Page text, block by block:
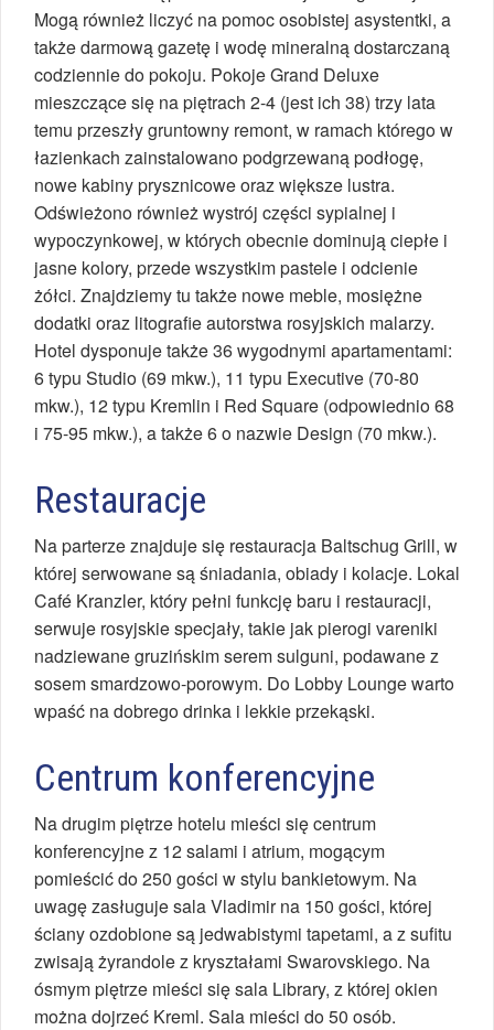
Mogą również liczyć na pomoc osobistej asystentki, a
także darmową gazetę i wodę mineralną dostarczaną
codziennie do pokoju. Pokoje Grand Deluxe
mieszczące się na piętrach 2-4 (jest ich 38) trzy lata
temu przeszły gruntowny remont, w ramach którego w
łazienkach zainstalowano podgrzewaną podłogę,
nowe kabiny prysznicowe oraz większe lustra.
Odświeżono również wystrój części sypialnej i
wypoczynkowej, w których obecnie dominują ciepłe i
jasne kolory, przede wszystkim pastele i odcienie
żółci. Znajdziemy tu także nowe meble, mosiężne
dodatki oraz litografie autorstwa rosyjskich malarzy.
Hotel dysponuje także 36 wygodnymi apartamentami:
6 typu Studio (69 mkw.), 11 typu Executive (70-80
mkw.), 12 typu Kremlin i Red Square (odpowiednio 68
i 75-95 mkw.), a także 6 o nazwie Design (70 mkw.).
Restauracje
Na parterze znajduje się restauracja Baltschug Grill, w
której serwowane są śniadania, obiady i kolacje. Lokal
Café Kranzler, który pełni funkcję baru i restauracji,
serwuje rosyjskie specjały, takie jak pierogi vareniki
nadziewane gruzińskim serem sulguni, podawane z
sosem smardzowo-porowym. Do Lobby Lounge warto
wpaść na dobrego drinka i lekkie przekąski.
Centrum konferencyjne
Na drugim piętrze hotelu mieści się centrum
konferencyjne z 12 salami i atrium, mogącym
pomieścić do 250 gości w stylu bankietowym. Na
uwagę zasługuje sala Vladimir na 150 gości, której
ściany ozdobione są jedwabistymi tapetami, a z sufitu
zwisają żyrandole z kryształami Swarovskiego. Na
ósmym piętrze mieści się sala Library, z której okien
można dojrzeć Kreml. Sala mieści do 50 osób.